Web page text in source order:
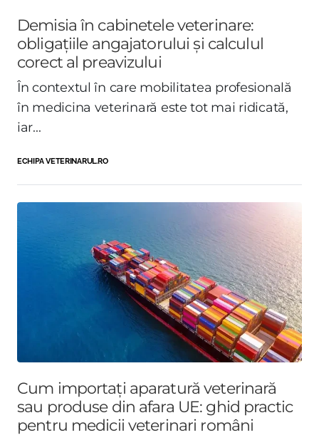
Demisia în cabinetele veterinare:
obligațiile angajatorului și calculul
corect al preavizului
În contextul în care mobilitatea profesională
în medicina veterinară este tot mai ridicată,
iar...
ECHIPA VETERINARUL.RO
Cum importați aparatură veterinară
sau produse din afara UE: ghid practic
pentru medicii veterinari români